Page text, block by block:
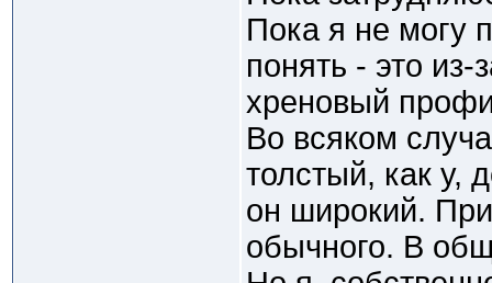
Пока я не могу
понять - это из-
хреновый
Во всяком
толстый, как у,
он широкий.
обычного. В